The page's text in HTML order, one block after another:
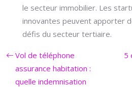
le secteur immobilier. Les
innovantes peuvent apporter
défis du secteur tertiaire.
Vol de téléphone
assurance habitation :
quelle indemnisation
5